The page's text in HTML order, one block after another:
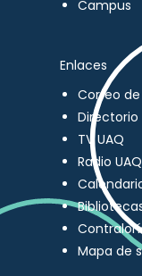
Campus
Enlaces
Correo
Directorio
TV UAQ
Radio UAQ
Mapa de